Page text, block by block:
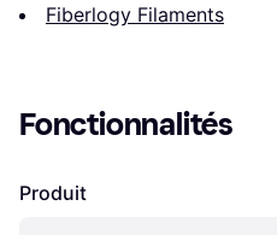
Fiberlogy Filaments
Fonctionnalités
Produit